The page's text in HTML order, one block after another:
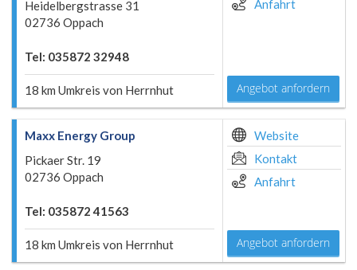
Heidelbergstrasse 31
02736 Oppach
Tel: 035872 32948
18 km Umkreis von Herrnhut
Anfahrt
Angebot anfordern
Maxx Energy Group
Pickaer Str. 19
02736 Oppach
Tel: 035872 41563
18 km Umkreis von Herrnhut
Website
Kontakt
Anfahrt
Angebot anfordern